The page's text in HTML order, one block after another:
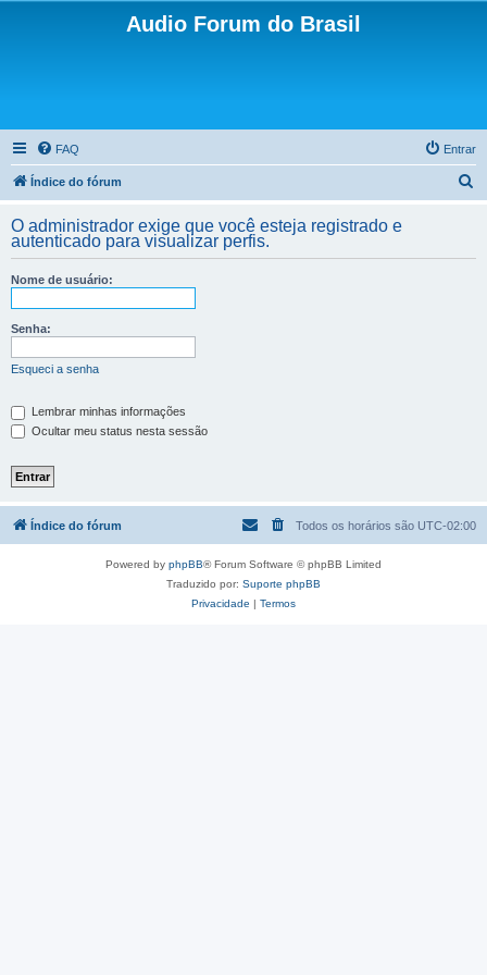
Audio Forum do Brasil
FAQ Entrar
Índice do fórum
q
O administrador exige que você esteja registrado e
autenticado para visualizar perfis.
Nome de usuário:
Senha:
Esqueci a senha
Lembrar minhas informações
Ocultar meu status nesta sessão
Índice do fórum Todos os horários são UTC-02:00
Powered by phpBB® Forum Software © phpBB Limited
Traduzido por: Suporte phpBB
Privacidade | Termos